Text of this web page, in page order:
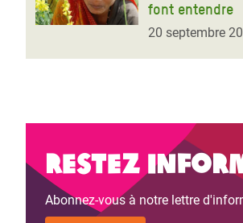
font entendre
20 septembre
Restez
Abonnez-vous à notre lettre